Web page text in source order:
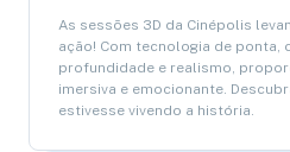
As sessões 3D da Cinépolis
ação! Com tecnologia de ponta,
profundidade e realismo,
imersiva e emocionante.
estivesse vivendo a história.